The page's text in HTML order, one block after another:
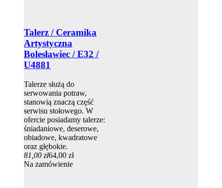
Talerz / Ceramika
Artystyczna
Bolesławiec / E32 /
U4881
Talerze służą do
serwowania potraw,
stanowią znaczą część
serwisu stołowego. W
ofercie posiadamy talerze:
śniadaniowe, deserowe,
obiadowe, kwadratowe
oraz głębokie.
81,00 zł64,00 zł
Na zamówienie